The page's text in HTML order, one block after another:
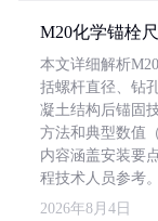
M20化学锚栓
本文详细解析
括螺杆直径、钻
凝土结构后锚固
方法和典型数值
内容涵盖安装要
程技术人员参考。
2026年8月4日